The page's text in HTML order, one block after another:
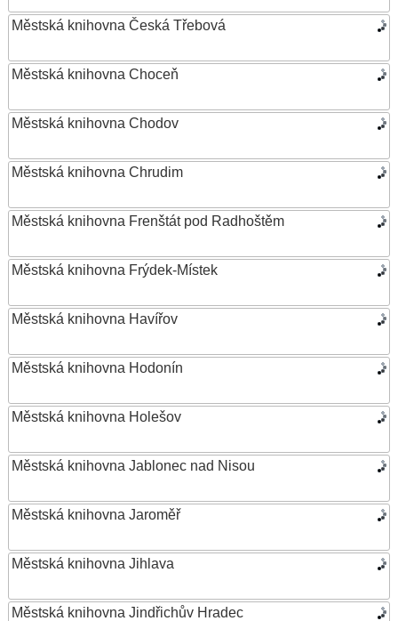
Městská knihovna Česká Třebová
Městská knihovna Choceň
Městská knihovna Chodov
Městská knihovna Chrudim
Městská knihovna Frenštát pod Radhoštěm
Městská knihovna Frýdek-Místek
Městská knihovna Havířov
Městská knihovna Hodonín
Městská knihovna Holešov
Městská knihovna Jablonec nad Nisou
Městská knihovna Jaroměř
Městská knihovna Jihlava
Městská knihovna Jindřichův Hradec